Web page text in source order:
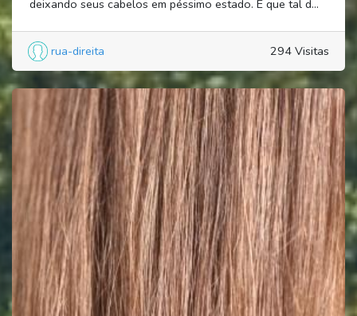
deixando seus cabelos em péssimo estado. E que tal d...
rua-direita 294 Visitas